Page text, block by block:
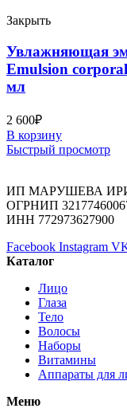
Закрыть
Увлажняющая
Emulsion
мл
2 600₽
В корзину
Быстрый просмотр
ИП МАРУШЕВА
ОГРНИП
ИНН 772973627900
Facebook Instagram
Каталог
Лицо
Глаза
Тело
Волосы
Наборы
Витамины
Аппараты для
Меню